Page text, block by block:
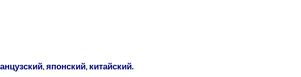
,японский, китайский.